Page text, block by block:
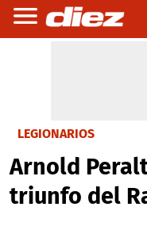
LEGIONARIOS
Arnold
triunfo del